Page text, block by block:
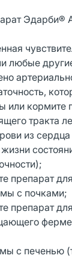
Эдарби®
любые
или кормите
тракта
из
препарат
с почками;
препарат
с печенью